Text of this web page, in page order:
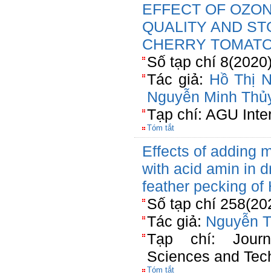
EFFECT OF
QUALITY AND
CHERRY
Số tạp chí
Tác giả: Hồ Thị
Nguyễn Minh
Tạp chí: AGU
Tóm tắt
Effects of adding
with acid amin in
feather pecking of
Số tạp chí
Tác giả: Nguyễn
Tạp chí:
Sciences and
Tóm tắt